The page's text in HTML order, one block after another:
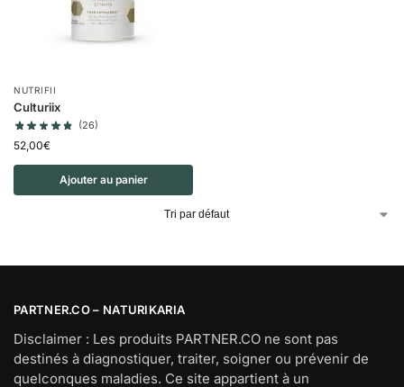
NUTRIFII
Culturiix
(26)
52,00€
Ajouter au panier
PARTNER.CO – NATURIKARIA
Disclaimer : Les produits PARTNER.CO ne sont pas
destinés à diagnostiquer, traiter, soigner ou prévenir de
quelconques maladies. Ce site appartient à un